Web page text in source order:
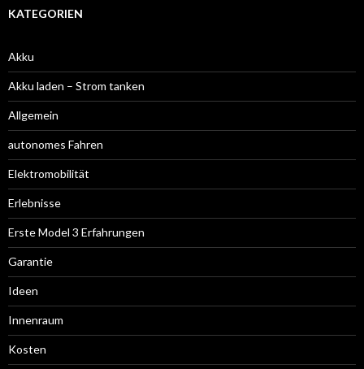
KATEGORIEN
Akku
Akku laden – Strom tanken
Allgemein
autonomes Fahren
Elektromobilität
Erlebnisse
Erste Model 3 Erfahrungen
Garantie
Ideen
Innenraum
Kosten